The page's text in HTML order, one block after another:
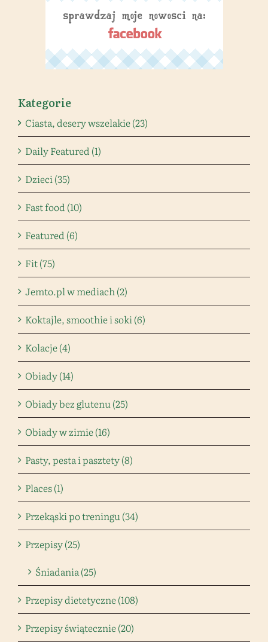
Kategorie
Ciasta, desery wszelakie (23)
Daily Featured (1)
Dzieci (35)
Fast food (10)
Featured (6)
Fit (75)
Jemto.pl w mediach (2)
Koktajle, smoothie i soki (6)
Kolacje (4)
Obiady (14)
Obiady bez glutenu (25)
Obiady w zimie (16)
Pasty, pesta i pasztety (8)
Places (1)
Przekąski po treningu (34)
Przepisy (25)
Śniadania (25)
Przepisy dietetyczne (108)
Przepisy świątecznie (20)